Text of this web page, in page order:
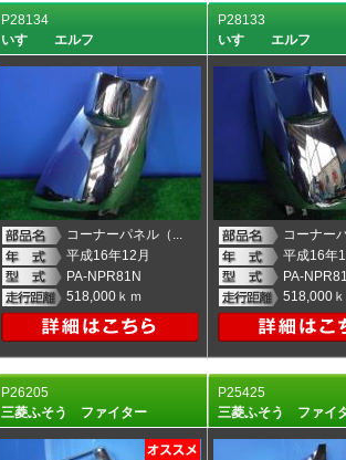
P28134
いすゞ エルフ
コーナーパネル（...
平成16年12月
PA-NPR81N
518,000ｋｍ
P28133
いすゞ エルフ
コーナー
平成16年
PA-
518,000
P26205
三菱ふそう ファイター
P25425
三菱ふそう ファ